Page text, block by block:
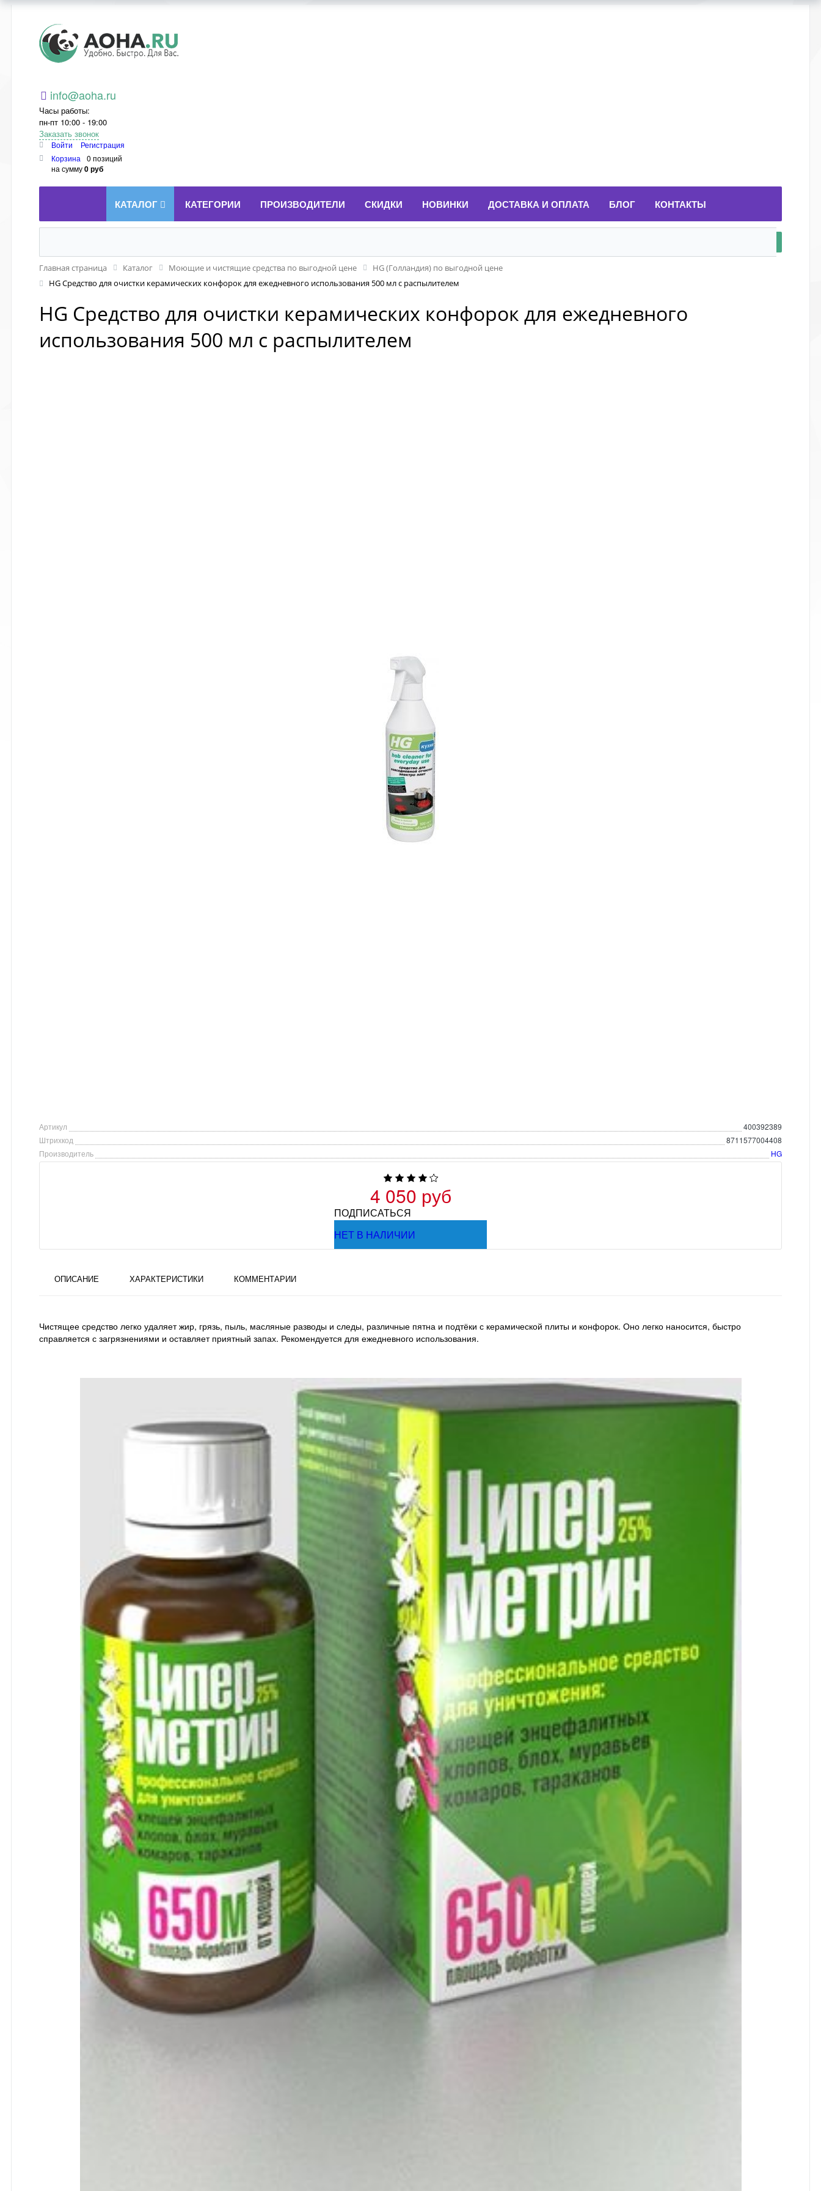
Aoha.ru
info@aoha.ru
Часы работы:
пн-пт 10:00 - 19:00
Заказать звонок
Войти
Регистрация
Корзина
0 позиций
на сумму0 руб
КАТАЛОГ КАТЕГОРИИ ПРОИЗВОДИТЕЛИ СКИДКИ НОВИНКИ ДОСТАВКА И ОПЛАТА БЛОГ КОНТАКТЫ
Главная страница Каталог Моющие и чистящие средства по выгодной цене
HG (Голландия) по выгодной цене
HG Средство для очистки керамических конфорок для ежедневного использования 500 мл с распылителем
HG Средство для очистки керамических конфорок для ежедневного
использования 500 мл с распылителем
Артикул
400392389
Штрихкод
8711577004408
Производитель
HG
4 050 руб
ПОДПИСАТЬСЯ
НЕТ В НАЛИЧИИ
ОПИСАНИЕ ХАРАКТЕРИСТИКИ КОММЕНТАРИИ
Чистящее средство легко удаляет жир, грязь, пыль, масляные разводы и следы, различные пятна и подтёки с керамической плиты и конфорок. Оно легко наносится, быстро
справляется с загрязнениями и оставляет приятный запах. Рекомендуется для ежедневного использования.